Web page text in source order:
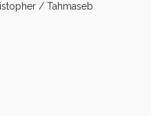
/ Tahmaseb